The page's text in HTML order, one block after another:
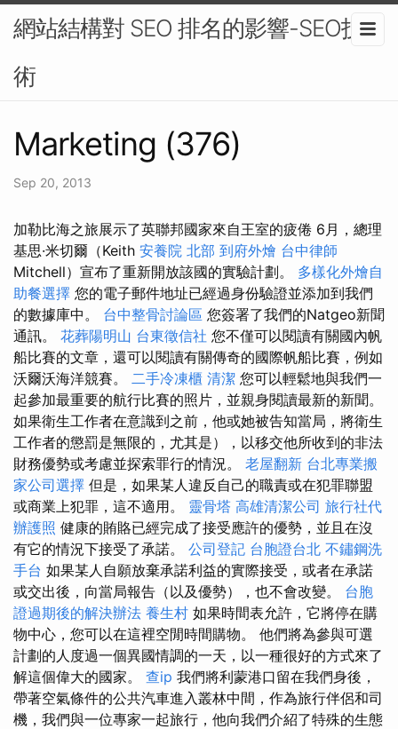
網站結構對 SEO 排名的影響-SEO技
術
Marketing (376)
Sep 20, 2013
加勒比海之旅展示了英聯邦國家來自王室的疲倦 6月，總理
基思·米切爾（Keith 安養院 北部 到府外燴 台中律師
Mitchell）宣布了重新開放該國的實驗計劃。 多樣化外燴自
助餐選擇 您的電子郵件地址已經過身份驗證並添加到我們
的數據庫中。 台中整骨討論區 您簽署了我們的Natgeo新聞
通訊。 花葬陽明山 台東徵信社 您不僅可以閱讀有關國內帆
船比賽的文章，還可以閱讀有關傳奇的國際帆船比賽，例如
沃爾沃海洋競賽。 二手冷凍櫃 清潔 您可以輕鬆地與我們一
起參加最重要的航行比賽的照片，並親身閱讀最新的新聞。
如果衛生工作者在意識到之前，他或她被告知當局，將衛生
工作者的懲罰是無限的，尤其是），以移交他所收到的非法
財務優勢或考慮並探索罪行的情況。 老屋翻新 台北專業搬
家公司選擇 但是，如果某人違反自己的職責或在犯罪聯盟
或商業上犯罪，這不適用。 靈骨塔 高雄清潔公司 旅行社代
辦護照 健康的賄賂已經完成了接受應許的優勢，並且在沒
有它的情況下接受了承諾。 公司登記 台胞證台北 不鏽鋼洗
手台 如果某人自願放棄承諾利益的實際接受，或者在承諾
或交出後，向當局報告（以及優勢），也不會改變。 台胞
證過期後的解決辦法 養生村 如果時間表允許，它將停在購
物中心，您可以在這裡空閒時間購物。 他們將為參與可選
計劃的人度過一個異國情調的一天，以一種很好的方式來了
解這個偉大的國家。 查ip 我們將利蒙港口留在我們身後，
帶著空氣條件的公共汽車進入叢林中間，作為旅行伴侶和司
機，我們與一位專家一起旅行，他向我們介紹了特殊的生態